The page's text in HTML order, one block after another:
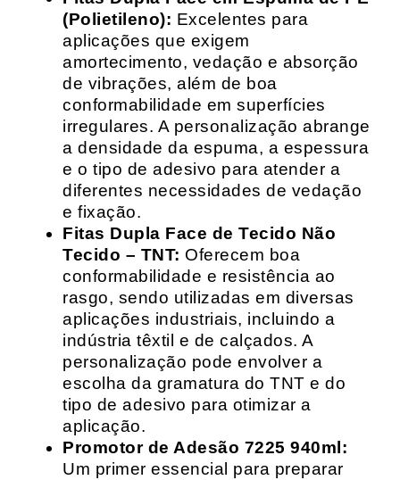
(Polietileno): Excelentes para
aplicações que exigem
amortecimento, vedação e absorção
de vibrações, além de boa
conformabilidade em superfícies
irregulares. A personalização abrange
a densidade da espuma, a espessura
e o tipo de adesivo para atender a
diferentes necessidades de vedação
e fixação.
Fitas Dupla Face de Tecido Não
Tecido – TNT: Oferecem boa
conformabilidade e resistência ao
rasgo, sendo utilizadas em diversas
aplicações industriais, incluindo a
indústria têxtil e de calçados. A
personalização pode envolver a
escolha da gramatura do TNT e do
tipo de adesivo para otimizar a
aplicação.
Promotor de Adesão 7225 940ml:
Um primer essencial para preparar